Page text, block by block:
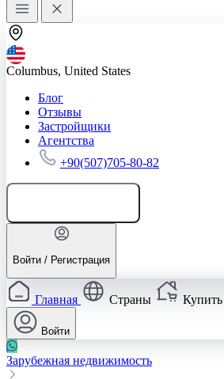
Columbus, United States
Блог
Отзывы
Застройщики
Агентства
+90(507)705-80-82
Войти / Регистрация
Главная Страны Купить
Войти
Зарубежная недвижимость